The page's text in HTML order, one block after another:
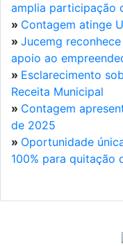
amplia participação
» Contagem atinge
» Jucemg
apoio ao
» Esclarecimento
Receita Municipal
» Contagem
de 2025
» Oportunidade
100% para quitação